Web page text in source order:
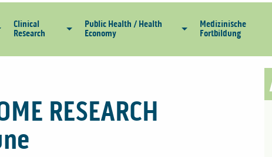
Clinical
Research
Public Health / Health
Economy
Medizinische
Fortbildung
RESEARCH